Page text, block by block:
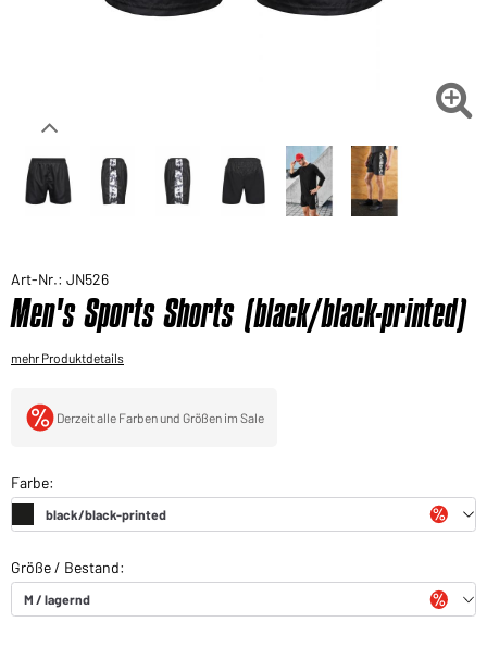
Sie möchten gerne für Ihren privaten Bedarf

Art-Nr.: JN526
Men's Sports Shorts (black/black-printed)
mehr Produktdetails
Derzeit alle Farben und Größen im Sale